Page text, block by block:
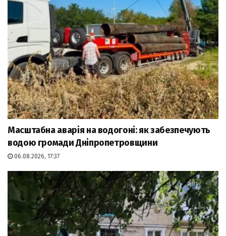
Масштабна аварія на водогоні: як забезпечують
водою громади Дніпропетровщини
06.08.2026, 17:37